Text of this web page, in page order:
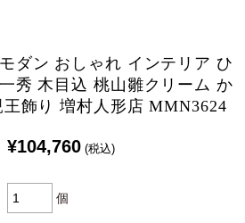
ダン おしゃれ インテリア ひ
秀 木目込 桃山雛クリーム か
飾り 増村人形店 MMN3624
¥104,760 (税込)
個